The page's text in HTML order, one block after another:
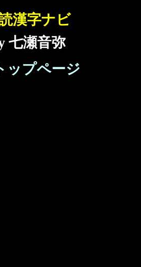
漢字ナビ
七瀬音弥
ップページ